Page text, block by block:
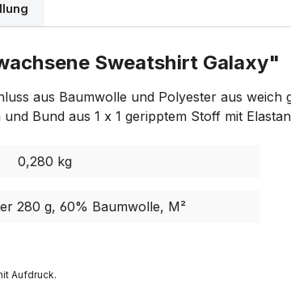
Sweatshirt Galaxy"
aus Baumwolle und Polyester aus
Bund aus 1 x 1 geripptem Stoff mit
0,280 kg
280 g, 60% Baumwolle, M²
Aufdruck.